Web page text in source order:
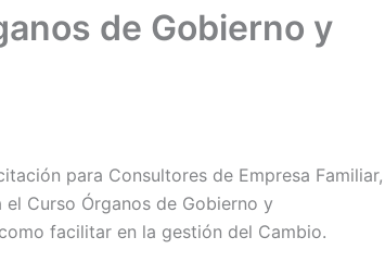
de Gobierno y
para Consultores de Empresa Familiar,
Curso Órganos de Gobierno y
facilitar en la gestión del Cambio.